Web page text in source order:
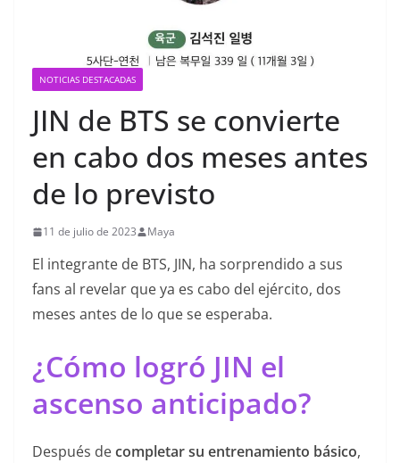
NOTICIAS DESTACADAS
JIN de BTS se convierte
en cabo dos meses antes
de lo previsto
11 de julio de 2023 Maya
El integrante de BTS, JIN, ha sorprendido a sus
fans al revelar que ya es cabo del ejército, dos
meses antes de lo que se esperaba.
¿Cómo logró JIN el
ascenso anticipado?
Después decompletar su entrenamiento básico,